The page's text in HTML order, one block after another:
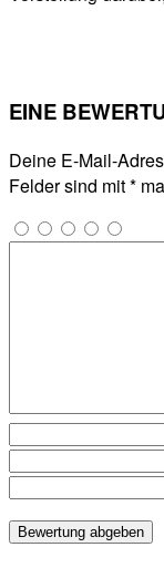
EINE
Deine E-Mail-
Felder sind mit*